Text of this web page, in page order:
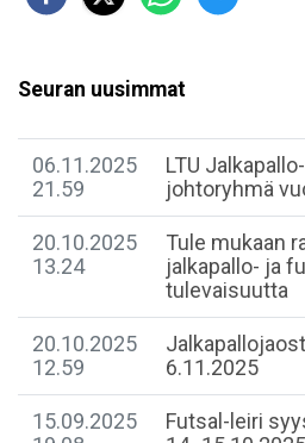
Seuran uusimmat
06.11.2025
21.59
LTU
johtoryhmä
20.10.2025
13.24
Tule mukaan
jalkapallo- ja
tulevaisuutta
20.10.2025
12.59
6.11.2025
15.09.2025
Futsal-leiri